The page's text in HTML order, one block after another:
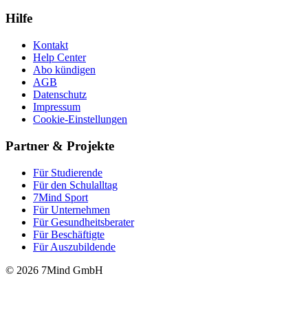
Hilfe
Kontakt
Help Center
Abo kündigen
AGB
Datenschutz
Impressum
Cookie-Einstellungen
Partner & Projekte
Für Stu­die­rende
Für den Schulalltag
7Mind Sport
Für Unter­neh­men
Für Gesund­heits­be­ra­ter
Für Beschäftigte
Für Auszubildende
© 2026 7Mind GmbH